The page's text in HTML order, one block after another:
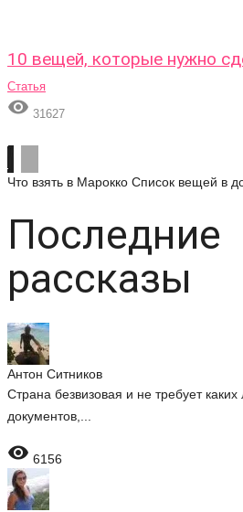
10 вещей, которые нужно
Статья
 31627
Что взять в Марокко Список вещей в
Последние
рассказы
Антон Ситников
Страна безвизовая и не требует
документов,...
 6156